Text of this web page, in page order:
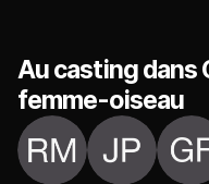
Au casting dans
femme-oiseau